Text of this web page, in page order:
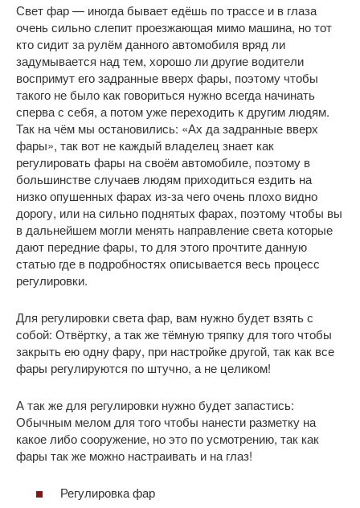
Свет фар — иногда бывает едёшь по трассе и в глаза
очень сильно слепит проезжающая мимо машина, но тот
кто сидит за рулём данного автомобиля вряд ли
задумывается над тем, хорошо ли другие водители
воспримут его задранные вверх фары, поэтому чтобы
такого не было как говориться нужно всегда начинать
сперва с себя, а потом уже переходить к другим людям.
Так на чём мы остановились: «Ах да задранные вверх
фары», так вот не каждый владелец знает как
регулировать фары на своём автомобиле, поэтому в
большинстве случаев людям приходиться ездить на
низко опушенных фарах из-за чего очень плохо видно
дорогу, или на сильно поднятых фарах, поэтому чтобы вы
в дальнейшем могли менять направление света которые
дают передние фары, то для этого прочтите данную
статью где в подробностях описывается весь процесс
регулировки.
Для регулировки света фар, вам нужно будет взять с
собой: Отвёртку, а так же тёмную тряпку для того чтобы
закрыть ею одну фару, при настройке другой, так как все
фары регулируются по штучно, а не целиком!
А так же для регулировки нужно будет запастись:
Обычным мелом для того чтобы нанести разметку на
какое либо сооружение, но это по усмотрению, так как
фары так же можно настраивать и на глаз!
Регулировка фар